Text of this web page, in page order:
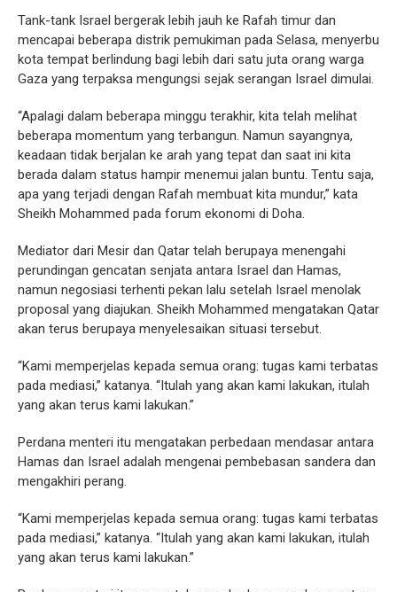
Tank-tank Israel bergerak lebih jauh ke Rafah timur dan
mencapai beberapa distrik pemukiman pada Selasa, menyerbu
kota tempat berlindung bagi lebih dari satu juta orang warga
Gaza yang terpaksa mengungsi sejak serangan Israel dimulai.
“Apalagi dalam beberapa minggu terakhir, kita telah melihat
beberapa momentum yang terbangun. Namun sayangnya,
keadaan tidak berjalan ke arah yang tepat dan saat ini kita
berada dalam status hampir menemui jalan buntu. Tentu saja,
apa yang terjadi dengan Rafah membuat kita mundur,” kata
Sheikh Mohammed pada forum ekonomi di Doha.
Mediator dari Mesir dan Qatar telah berupaya menengahi
perundingan gencatan senjata antara Israel dan Hamas,
namun negosiasi terhenti pekan lalu setelah Israel menolak
proposal yang diajukan. Sheikh Mohammed mengatakan Qatar
akan terus berupaya menyelesaikan situasi tersebut.
“Kami memperjelas kepada semua orang: tugas kami terbatas
pada mediasi,” katanya. “Itulah yang akan kami lakukan, itulah
yang akan terus kami lakukan.”
Perdana menteri itu mengatakan perbedaan mendasar antara
Hamas dan Israel adalah mengenai pembebasan sandera dan
mengakhiri perang.
“Kami memperjelas kepada semua orang: tugas kami terbatas
pada mediasi,” katanya. “Itulah yang akan kami lakukan, itulah
yang akan terus kami lakukan.”